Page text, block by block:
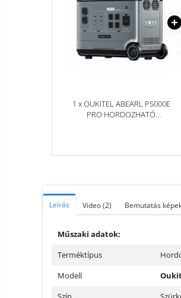
1 x OUKITEL ABEARL P5000E
PRO HORDOZHATÓ
4000W GYORS TÖLTÉS,
Leírás Video(2) Bemutatás
Műszaki adatok:
Terméktípus
Modell